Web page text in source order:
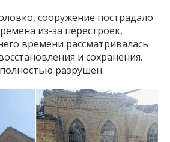
сооружение пострадало
из-за перестроек,
времени рассматривалась
и сохранения.
разрушен.